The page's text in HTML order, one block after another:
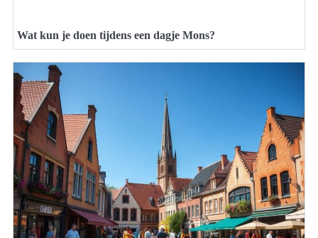
Wat kun je doen tijdens een dagje Mons?